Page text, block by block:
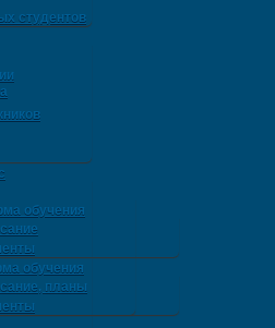
студентов
обучения
обучения
планы